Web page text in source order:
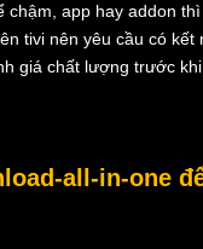
app hay addon
tivi nên yêu cầu có
giá chất lượng trước
all-in-one